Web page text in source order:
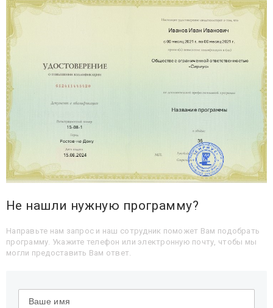
Не нашли нужную программу?
Направьте нам запрос и наш сотрудник поможет Вам подобрать
программу. Укажите телефон или электронную почту, чтобы мы
могли предоставить Вам ответ.